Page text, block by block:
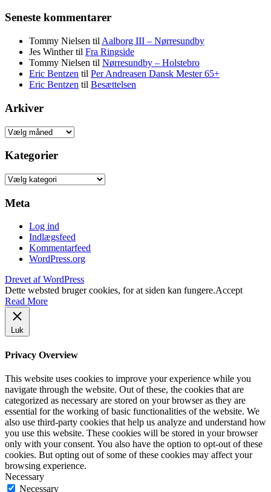
Seneste kommentarer
Tommy Nielsen til Aalborg III – Nørresundby
Jes Winthertil Fra Ringside
Tommy Nielsen til Nørresundby – Holstebro
Eric Bentzen til Per Andreasen Dansk Mester 65+
Eric Bentzen til Besættelsen
Arkiver
Arkiver
Kategorier
Kategorier
Meta
Log ind
Indlægsfeed
Kommentarfeed
WordPress.org
Drevet af WordPress
Dette websted bruger cookies, for at siden kan fungere.Accept
Read More
Luk
Privacy Overview
This website uses cookies to improve your experience while you
navigate through the website. Out of these, the cookies that are
categorized as necessary are stored on your browser as they are
essential for the working of basic functionalities of the website. We
also use third-party cookies that help us analyze and understand how
you use this website. These cookies will be stored in your browser
only with your consent. You also have the option to opt-out of these
cookies. But opting out of some of these cookies may affect your
browsing experience.
Necessary
Necessary